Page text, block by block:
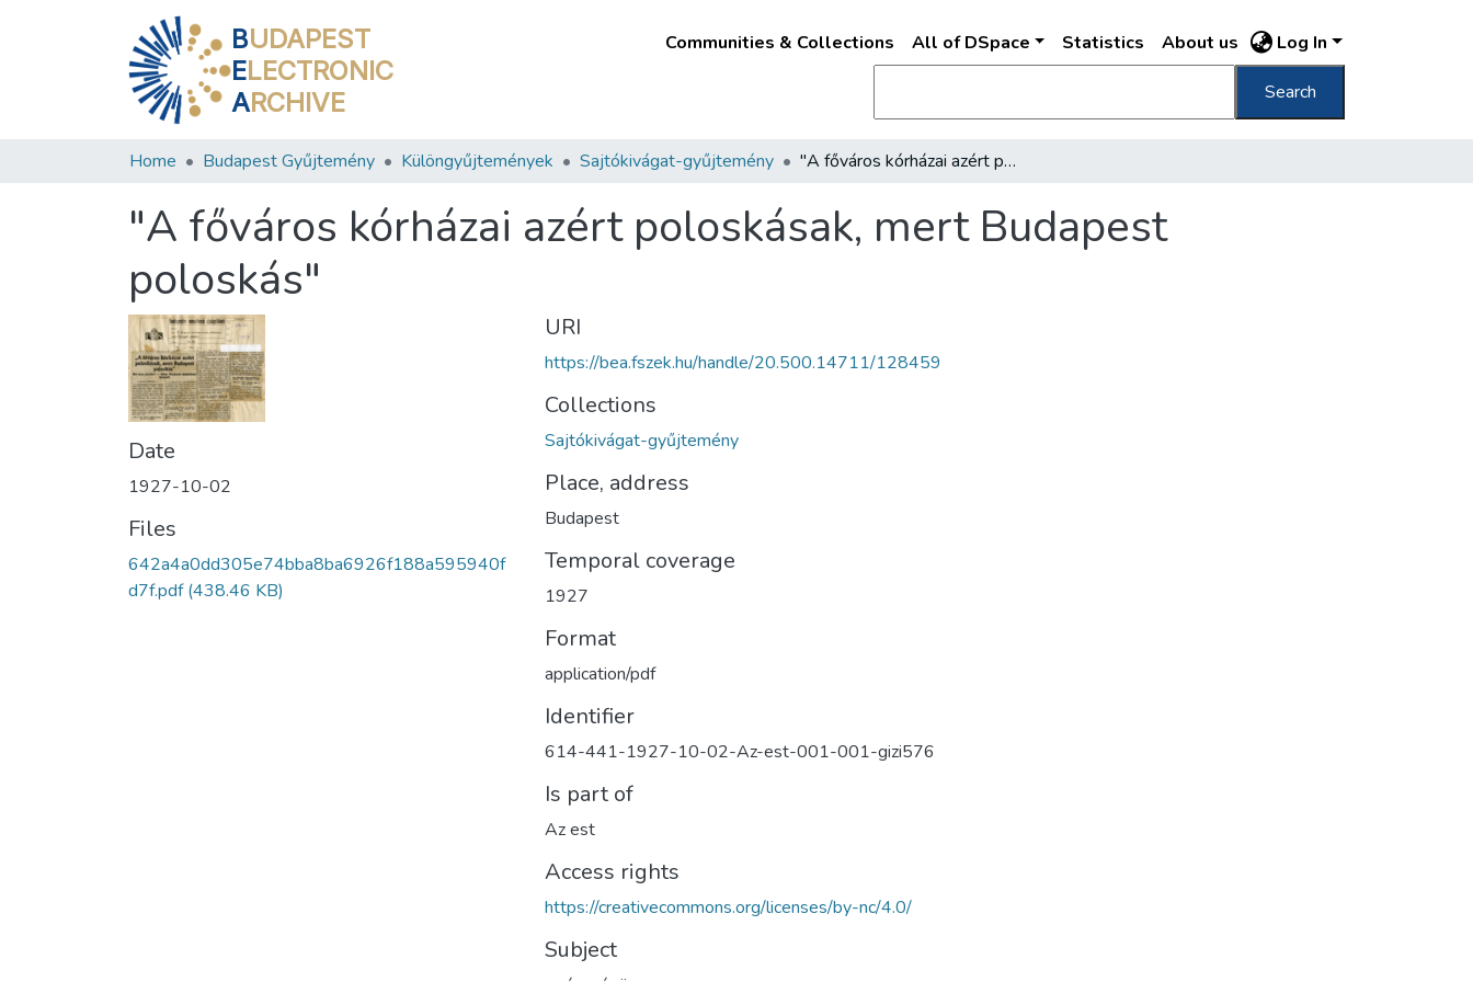
BUDAPEST
ELECTRONIC
ARCHIVE
Communities & Collections All of DSpace Statistics About us Log In
Search
Home Budapest Gyűjtemény Különgyűjtemények Sajtókivágat-gyűjtemény "A főváros kórházai azért poloskásak, mert Budapest poloskás"
"A főváros kórházai azért poloskásak, mert Budapest
poloskás"
Date
1927-10-02
Files
642a4a0dd305e74bba8ba6926f188a595940f
d7f.pdf(438.46 KB)
URI
https://bea.fszek.hu/handle/20.500.14711/128459
Collections
Sajtókivágat-gyűjtemény
Place, address
Budapest
Temporal coverage
1927
Format
application/pdf
Identifier
614-441-1927-10-02-Az-est-001-001-gizi576
Is part of
Az est
Access rights
https://creativecommons.org/licenses/by-nc/4.0/
Subject